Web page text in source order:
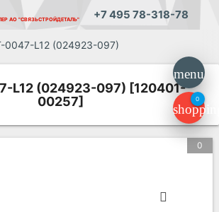
АО "СВЯЗЬСТРОЙДЕТАЛЬ" +7 495 78-318-78
menu
0
0047-L12 (024923-097)
L12 (024923-097) [120401-
00257]
0